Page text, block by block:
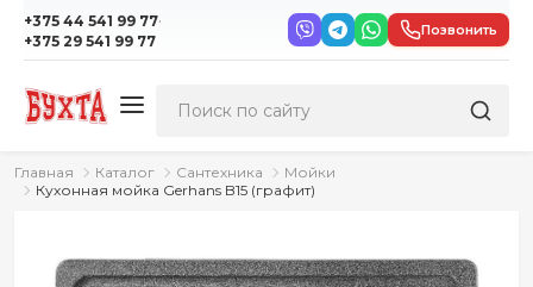
+375 44 541 99 77·
+375 29 541 99 77
Позвонить
Главная Каталог Сантехника
Мойки
Кухонная мойка Gerhans B15 (графит)